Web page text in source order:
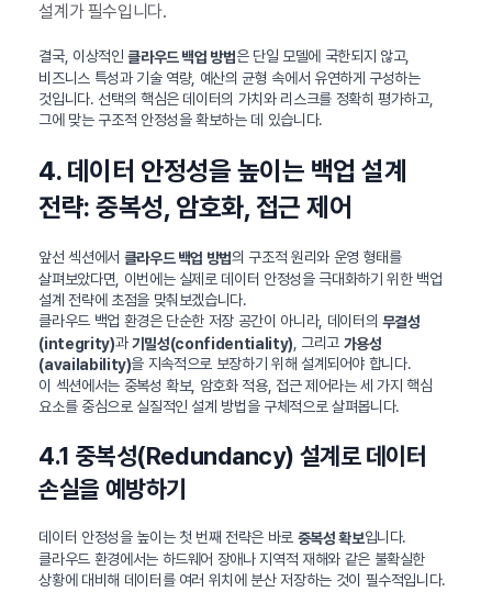
설계가 필수입니다.
결국, 이상적인클라우드 백업 방법은 단일 모델에 국한되지 않고,
비즈니스 특성과 기술 역량, 예산의 균형 속에서 유연하게 구성하는
것입니다. 선택의 핵심은 데이터의 가치와 리스크를 정확히 평가하고,
그에 맞는 구조적 안정성을 확보하는 데 있습니다.
4. 데이터 안정성을 높이는 백업 설계
전략: 중복성, 암호화, 접근 제어
앞선 섹션에서 클라우드 백업 방법의 구조적 원리와 운영 형태를
살펴보았다면, 이번에는 실제로 데이터 안정성을 극대화하기 위한 백업
설계 전략에 초점을 맞춰보겠습니다.
클라우드 백업 환경은 단순한 저장 공간이 아니라, 데이터의 무결성
(integrity)과기밀성(confidentiality) , 그리고 가용성
(availability)을 지속적으로 보장하기 위해 설계되어야 합니다.
이 섹션에서는 중복성 확보, 암호화 적용, 접근 제어라는 세 가지 핵심
요소를 중심으로 실질적인 설계 방법을 구체적으로 살펴봅니다.
4.1 중복성(Redundancy) 설계로 데이터
손실을 예방하기
데이터 안정성을 높이는 첫 번째 전략은 바로 중복성 확보입니다.
클라우드 환경에서는 하드웨어 장애나 지역적 재해와 같은 불확실한
상황에 대비해 데이터를 여러 위치에 분산 저장하는 것이 필수적입니다.